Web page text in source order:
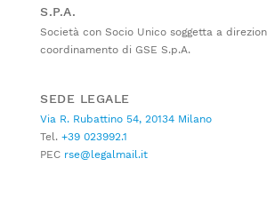
S.P.A.
Società con Socio Unico soggetta a
coordinamento di GSE S.p.A.
SEDE LEGALE
Via R. Rubattino 54, 20134 Milano
Tel. +39 023992.1
PEC rse@legalmail.it